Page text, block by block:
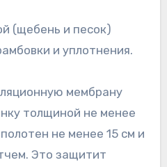
(щебень и песок)
и уплотнения.
мембрану
толщиной не менее
не менее 15 см и
Это защитит